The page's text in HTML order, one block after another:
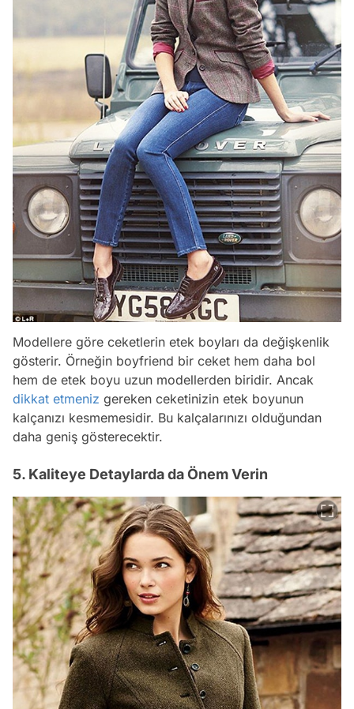
Modellere göre ceketlerin etek boyları da değişkenlik
gösterir. Örneğin boyfriend bir ceket hem daha bol
hem de etek boyu uzun modellerden biridir. Ancak
dikkat etmeniz gereken ceketinizin etek boyunun
kalçanızı kesmemesidir. Bu kalçalarınızı olduğundan
daha geniş gösterecektir.
5. Kaliteye Detaylarda da Önem Verin